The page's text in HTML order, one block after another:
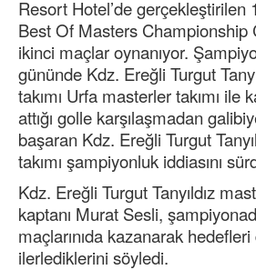
Resort Hotel’de gerçekleştirilen
Best Of Masters Championship
ikinci maçlar oynanıyor.
gününde Kdz. Ereğli Turgut
takımı Urfa masterler takımı ile
attığı golle karşılaşmadan
başaran Kdz. Ereğli Turgut
takımı şampiyonluk iddiasını
Kdz. Ereğli Turgut Tanyıldız
kaptanı Murat Sesli,
maçlarınıda kazanarak
ilerlediklerini söyledi.